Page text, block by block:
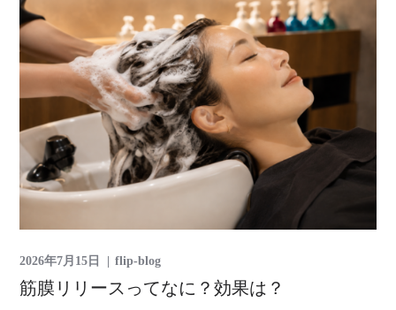
2026年7月15日 flip-blog
筋膜リリースってなに？効果は？